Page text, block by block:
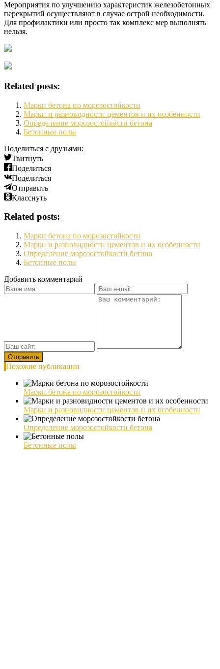
Мероприятия по улучшению характеристик железобетонных
перекрытий осуществляют в случае острой необходимости.
Для профилактики или просто так комплекс мер выполнять
нельзя.
Related posts:
Марки бетона по морозостойкости
Марки и разновидности цементов и их особенности
Определение морозостойкости бетона
Бетонные полы
Поделиться с друзьями:
Твитнуть
Поделиться
Поделиться
Отправить
Класснуть
Related posts:
Марки бетона по морозостойкости
Марки и разновидности цементов и их особенности
Определение морозостойкости бетона
Бетонные полы
Добавить комментарий
Похожие публикации
Марки бетона по морозостойкости
Марки и разновидности цементов и их особенности
Определение морозостойкости бетона
Бетонные полы